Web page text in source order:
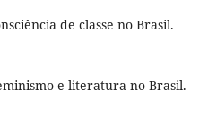
de classe no Brasil.
e literatura no Brasil.